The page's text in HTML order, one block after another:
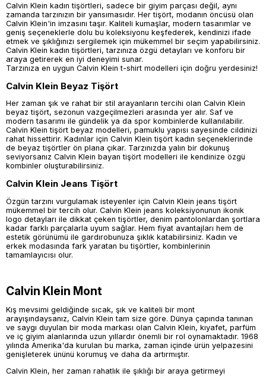
Calvin Klein kadın tişörtleri, sadece bir giyim parçası değil, aynı
zamanda tarzınızın bir yansımasıdır. Her tişört, modanın öncüsü olan
Calvin Klein'in imzasını taşır. Kaliteli kumaşlar, modern tasarımlar ve
geniş seçeneklerle dolu bu koleksiyonu keşfederek, kendinizi ifade
etmek ve şıklığınızı sergilemek için mükemmel bir seçim yapabilirsiniz.
Calvin Klein kadın tişörtleri, tarzınıza özgü detayları ve konforu bir
araya getirerek en iyi deneyimi sunar.
Tarzınıza en uygun Calvin Klein t-shirt modelleri için doğru yerdesiniz!
Calvin Klein Beyaz Tişört
Her zaman şık ve rahat bir stil arayanların tercihi olan Calvin Klein
beyaz tişört, sezonun vazgeçilmezleri arasında yer alır. Saf ve
modern tasarımı ile gündelik ya da spor kombinlerde kullanılabilir.
Calvin Klein tişört beyaz modelleri, pamuklu yapısı sayesinde cildinizi
rahat hissettirir. Kadınlar için Calvin Klein tişört kadın seçeneklerinde
de beyaz tişörtler ön plana çıkar. Tarzınızda yalın bir dokunuş
seviyorsanız Calvin Klein bayan tişört modelleri ile kendinize özgü
kombinler oluşturabilirsiniz.
Calvin Klein Jeans Tişört
Özgün tarzını vurgulamak isteyenler için Calvin Klein jeans tişört
mükemmel bir tercih olur. Calvin Klein jeans koleksiyonunun ikonik
logo detayları ile dikkat çeken tişörtler, denim pantolonlardan şortlara
kadar farklı parçalarla uyum sağlar. Hem fiyat avantajları hem de
estetik görünümü ile gardırobunuza şıklık katabilirsiniz. Kadın ve
erkek modasında fark yaratan bu tişörtler, kombinlerinin
tamamlayıcısı olur.
Calvin Klein Mont
Kış mevsimi geldiğinde sıcak, şık ve kaliteli bir mont
arayışındaysanız, Calvin Klein tam size göre. Dünya çapında tanınan
ve saygı duyulan bir moda markası olan Calvin Klein, kıyafet, parfüm
ve iç giyim alanlarında uzun yıllardır önemli bir rol oynamaktadır. 1968
yılında Amerika'da kurulan bu marka, zaman içinde ürün yelpazesini
genişleterek ününü korumuş ve daha da artırmıştır.
Calvin Klein, her zaman rahatlık ile şıklığı bir araya getirmeyi